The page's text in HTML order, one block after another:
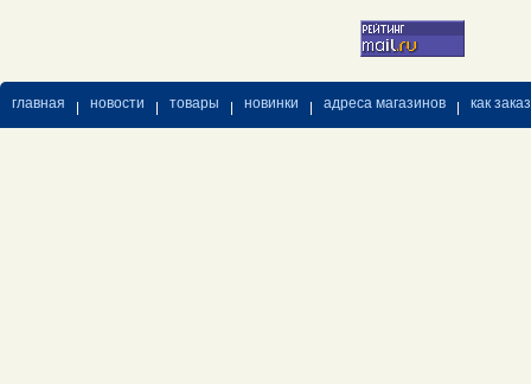
главная новости товары новинки адреса магазинов как